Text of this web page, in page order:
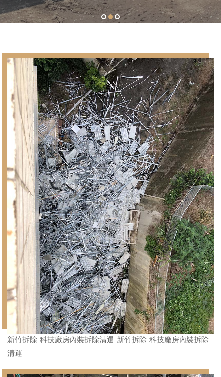
1 2 3
新竹拆除-科技廠房內裝拆除清運-新竹拆除-科技廠房內裝拆除
清運